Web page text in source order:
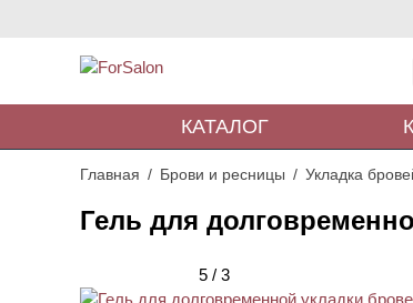
КАТАЛОГ
Главная Брови и ресницы Укладка
Гель для
5 / 3